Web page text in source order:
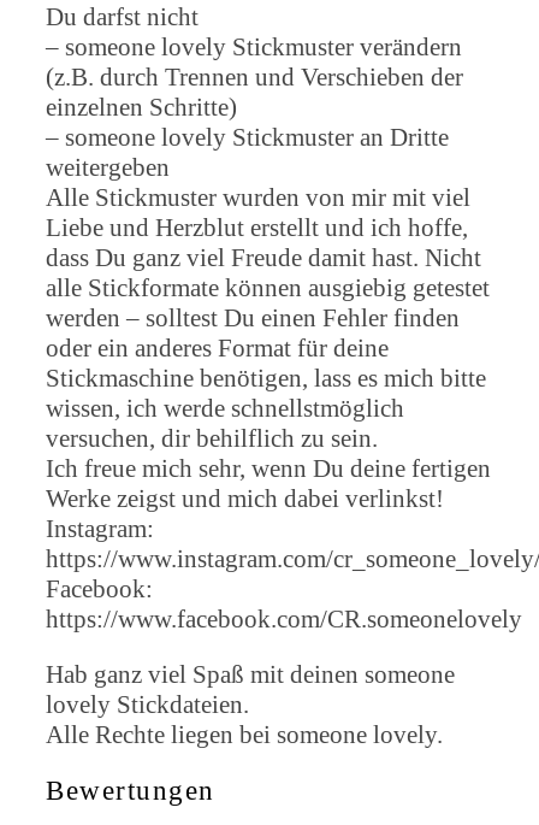
Du darfst nicht
– someone lovely Stickmuster verändern
(z.B. durch Trennen und Verschieben der
einzelnen Schritte)
– someone lovely Stickmuster an Dritte
weitergeben
Alle Stickmuster wurden von mir mit viel
Liebe und Herzblut erstellt und ich hoffe,
dass Du ganz viel Freude damit hast. Nicht
alle Stickformate können ausgiebig getestet
werden – solltest Du einen Fehler finden
oder ein anderes Format für deine
Stickmaschine benötigen, lass es mich bitte
wissen, ich werde schnellstmöglich
versuchen, dir behilflich zu sein.
Ich freue mich sehr, wenn Du deine fertigen
Werke zeigst und mich dabei verlinkst!
Instagram:
https://www.instagram.com/
Facebook:
https://www.facebook.com/CR.someonelovely
Hab ganz viel Spaß mit deinen someone
lovely Stickdateien.
Alle Rechte liegen bei someone lovely.
Bewertungen